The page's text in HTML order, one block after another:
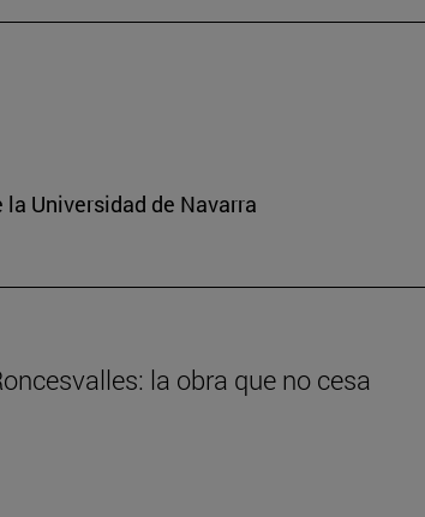
Universidad de Navarra
la obra que no cesa